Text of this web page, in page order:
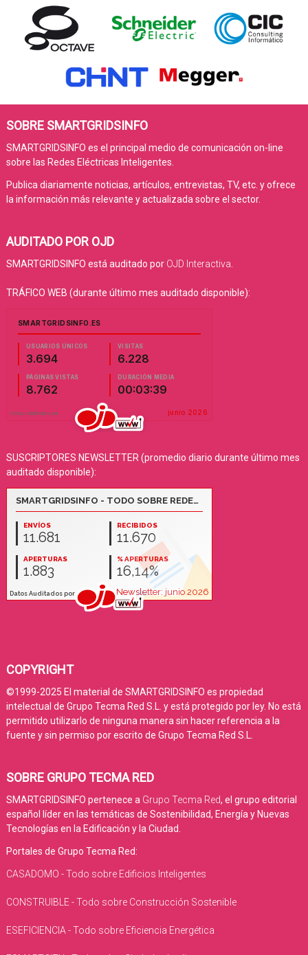
SOBRE SMARTGRIDSINFO
SMARTGRIDSINFO es el principal medio de comunicación on-line
sobre las Redes Eléctricas Inteligentes.
Publica diariamente noticias, artículos, entrevistas, TV, etc. y ofrece
la información más relevante y actualizada sobre el sector.
AUDITADO POR OJD
SMARTGRIDSINFO está auditado por OJD Interactiva.
TRÁFICO WEB (durante último mes auditado disponible):
SUSCRIPTORES NEWSLETTER (promedio diario durante último mes
auditado disponible):
COPYRIGHT
©1999-2025 El material de SMARTGRIDSINFO es propiedad
intelectual de Grupo Tecma Red S.L. y está protegido por ley. No está
permitido utilizarlo de ninguna manera sin hacer referencia a la
fuente y sin permiso por escrito de Grupo Tecma Red S.L.
SOBRE GRUPO TECMA RED
SMARTGRIDSINFO pertenece a Grupo Tecma Red, el grupo editorial
español líder en las temáticas de Sostenibilidad, Energía y Nuevas
Tecnologías en la Edificación y la Ciudad.
Portales de Grupo Tecma Red:
CASADOMO - Todo sobre Edificios Inteligentes
CONSTRUIBLE - Todo sobre Construcción Sostenible
ESEFICIENCIA - Todo sobre Eficiencia Energética